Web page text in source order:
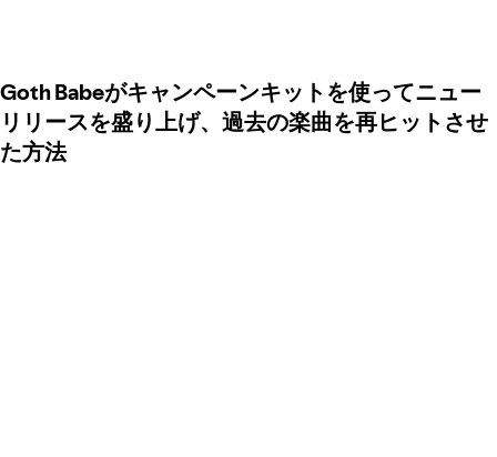
Goth Babeがキャンペーンキットを使ってニュー
リリースを盛り上げ、過去の楽曲を再ヒットさせ
た方法